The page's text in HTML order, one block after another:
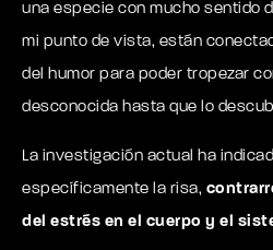
una especie con mucho sentido
mi punto de vista, están
del humor para poder tropezar
desconocida hasta que lo
La investigación actual ha
específicamente la risa,
del estrés en el cuerpo y el